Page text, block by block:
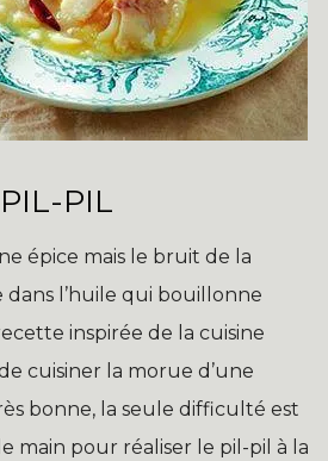
PIL
épice mais le bruit de la
dans l’huile qui bouillonne
inspirée de la cuisine
cuisiner la morue d’une
bonne, la seule difficulté est
main pour réaliser le pil-pil à la